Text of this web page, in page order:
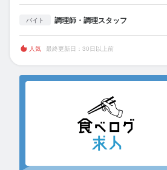
バイト 調理師・調理スタッフ
人気 最終更新日：30日以上前